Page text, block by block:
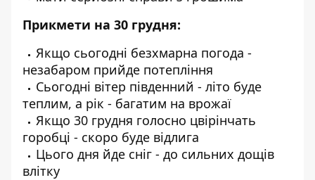
Прикмети на 30 грудня:
Якщо сьогодні безхмарна погода -
незабаром прийде потепління
Сьогодні вітер південний - літо буде
теплим, а рік - багатим на врожаї
Якщо 30 грудня голосно цвірінчать
горобці - скоро буде відлига
Цього дня йде сніг - до сильних дощів
влітку